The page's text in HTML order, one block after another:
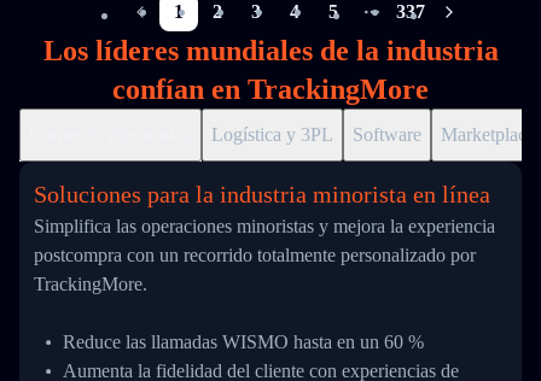
1 2 3 4 5
More pages
337
Los líderes mundiales de la industria
confían en TrackingMore
Logística y 3PL Software Marketplace
Soluciones para la industria minorista en línea
Simplifica las operaciones minoristas y mejora la experiencia
postcompra con un recorrido totalmente personalizado por
TrackingMore.
Reduce las llamadas WISMO hasta en un 60 %
Aumenta la fidelidad del cliente con experiencias de